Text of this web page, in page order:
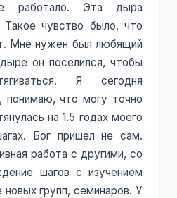
работало. Эта дыра
Такое чувство было, что
Мне нужен был любящий
он поселился, чтобы
Я сегодня
понимаю, что могу точно
на 1.5 годах моего
Бог пришел не сам.
работа с другими, со
шагов с изучением
новых групп, семинаров. У